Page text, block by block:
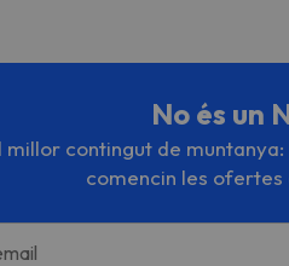
No és un
contingut de
comencin les ofertes